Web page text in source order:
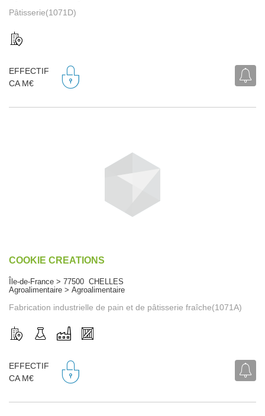
Pâtisserie(1071D)
EFFECTIF
CA M€
COOKIE CREATIONS
Île-de-France > 77500 CHELLES
Agroalimentaire > Agroalimentaire
Fabrication industrielle de pain et de pâtisserie fraîche(1071A)
EFFECTIF
CA M€